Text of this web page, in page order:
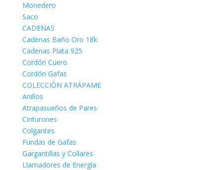
Monedero
Saco
CADENAS
Cadenas Baño Oro 18k
Cadenas Plata 925
Cordón Cuero
Cordón Gafas
COLECCIÓN ATRÁPAME
Anillos
Atrapasueños de Pares
Cinturones
Colgantes
Fundas de Gafas
Gargantillas y Collares
Llamadores de Energía